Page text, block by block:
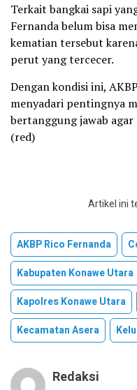
Terkait bangkai sapi
Fernanda belum bisa
kematian tersebut
perut yang tercecer.
Dengan kondisi ini,
menyadari pentingnya
bertanggung jawab
(red)
Artikel ini
AKBP Rico Fernanda
Kabupaten Konawe Utara
Kapolres Konawe Utara
Kecamatan Asera
Redaksi